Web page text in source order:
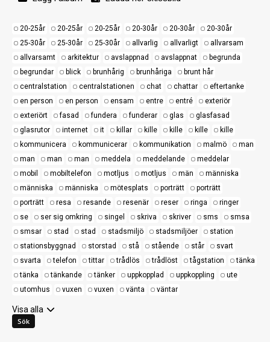
20-25år 20-25år 20-25år 20-30år 20-30år
20-30år
25-30år
25-30år 25-30år allvarlig allvarligt
allvarsam
allvarsamt
arkitektur avslappnad avslappnat
begrunda
begrundar
blick brunhårig brunhåriga
brunt hår
centralstation
centralstationen chat chattar
eftertanke
en person
en person ensam entre entré
exteriör
exteriört
fasad fundera funderar glas
glasfasad
glasrutor
internet it killar kille kille kille
kille
kommunicera
kommunicerar kommunikation malmö
man
man
man man meddela meddelande
meddelar
mobil
mobiltelefon motljus motljus män
människa
människa
människa mötesplats porträtt
porträtt
porträtt
resa resande resenär reser ringa
ringer
se
ser sig omkring singel skriva skriver sms
smsa
smsar
stad stad stadsmiljö stadsmiljöer
station
stationsbyggnad
storstad stå stående står
svart
svarta
telefon tittar trådlös trådlöst tågstation
tänka
tänka
tänkande tänker uppkopplad uppkoppling
ute
utomhus
vuxen vuxen vänta väntar
Visa alla